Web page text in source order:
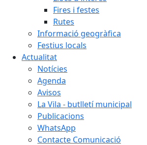
Fires i festes
Rutes
Informació geogràfica
Festius locals
Actualitat
Notícies
Agenda
Avisos
La Vila - butlletí municipal
Publicacions
WhatsApp
Contacte Comunicació